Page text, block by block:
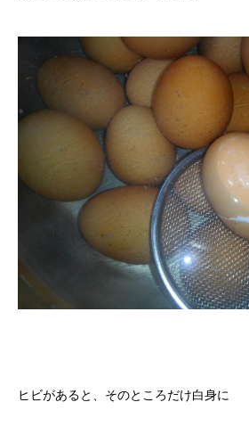
ヒビがあると、そのところだけ白身に